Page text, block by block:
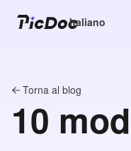
Italiano
Torna al blog
10